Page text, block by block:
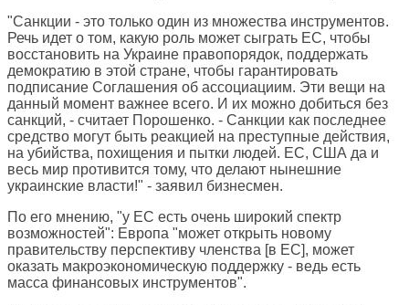
"Санкции - это только один из множества инструментов.
Речь идет о том, какую роль может сыграть ЕС, чтобы
восстановить на Украине правопорядок, поддержать
демократию в этой стране, чтобы гарантировать
подписание Соглашения об ассоциациим. Эти вещи на
данный момент важнее всего. И их можно добиться без
санкций, - считает Порошенко. - Санкции как последнее
средство могут быть реакцией на преступные действия,
на убийства, похищения и пытки людей. ЕС, США да и
весь мир противится тому, что делают нынешние
украинские власти!" - заявил бизнесмен.
По его мнению, "у ЕС есть очень широкий спектр
возможностей": Европа "может открыть новому
правительству перспективу членства [в ЕС], может
оказать макроэкономическую поддержку - ведь есть
масса финансовых инструментов".